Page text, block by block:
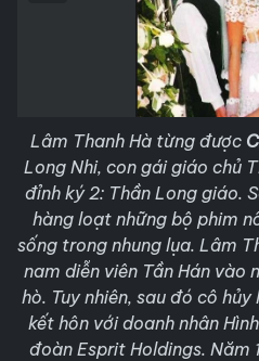
Lâm Thanh Hà từng được
Long Nhi, con gái giáo chủ
đỉnh ký 2: Thần Long giáo.
hàng loạt những bộ phim
sống trong nhung lụa. Lâm
nam diễn viên Tần Hán vào
hò. Tuy nhiên, sau đó cô
kết hôn với doanh nhân
đoàn Esprit Holdings. Năm